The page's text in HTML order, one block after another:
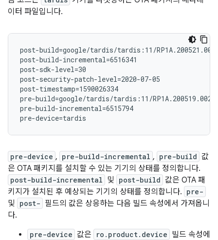
이터 파일입니다.
post-build=google/tardis/tardis:11/RP1A.200521.001/
post-build-incremental=6516341
post-sdk-level=30
post-security-patch-level=2020-07-05
post-timestamp=1590026334
pre-build=google/tardis/tardis:11/
pre-build-incremental=6515794
pre-device , pre-build-incremental , pre-build 값
은 OTA 패키지를 설치할 수 있는 기기의 상태를 정의합니다.
post-build-incremental 및 post-build 값은 OTA 패
키지가 설치된 후 예상되는 기기의 상태를 정의합니다. pre-
및 post- 필드의 값은 상응하는 다음 빌드 속성에서 가져옵니
다.
pre-device 값은 ro.product.device 빌드 속성에